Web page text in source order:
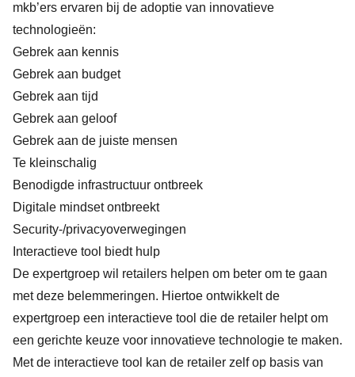
mkb’ers ervaren bij de adoptie van innovatieve
technologieën:
Gebrek aan kennis
Gebrek aan budget
Gebrek aan tijd
Gebrek aan geloof
Gebrek aan de juiste mensen
Te kleinschalig
Benodigde infrastructuur ontbreek
Digitale mindset ontbreekt
Security-/privacyoverwegingen
Interactieve tool biedt hulp
De expertgroep wil retailers helpen om beter om te gaan
met deze belemmeringen. Hiertoe ontwikkelt de
expertgroep een interactieve tool die de retailer helpt om
een gerichte keuze voor innovatieve technologie te maken.
Met de interactieve tool kan de retailer zelf op basis van